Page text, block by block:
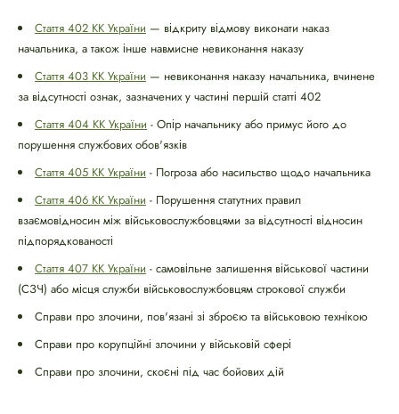
Стаття 402 КК України — відкриту відмову виконати наказ
начальника, а також інше навмисне невиконання наказу
Стаття 403 КК України — невиконання наказу начальника, вчинене
за відсутності ознак, зазначених у частині першій статті 402
Стаття 404 КК України - Опір начальнику або примус його до
порушення службових обов'язків
Стаття 405 КК України - Погроза або насильство щодо начальника
Стаття 406 КК України - Порушення статутних правил
взаємовідносин між військовослужбовцями за відсутності відносин
підпорядкованості
Стаття 407 КК України - самовільне залишення військової частини
(СЗЧ) або місця служби військовослужбовцям строкової служби
Справи про злочини, пов'язані зі зброєю та військовою технікою
Справи про корупційні злочини у військовій сфері
Справи про злочини, скоєні під час бойових дій